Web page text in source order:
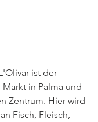
ist der
in Palma und
Zentrum. Hier wird
Fisch, Fleisch,